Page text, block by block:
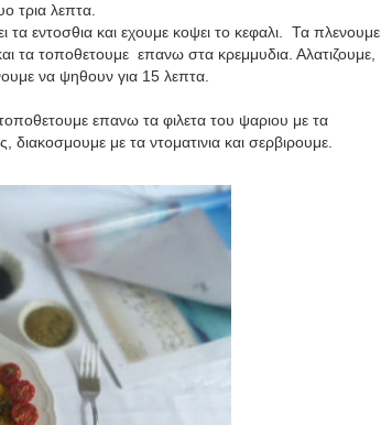
τρια λεπτα.
τα εντοσθια και εχουμε κοψει το κεφαλι. Τα πλενουμε
τα τοποθετουμε επανω στα κρεμμυδια. Αλατιζουμε,
να ψηθουν για 15 λεπτα.
επανω τα φιλετα του ψαριου με τα
διακοσμουμε με τα ντοματινια και σερβιρουμε.